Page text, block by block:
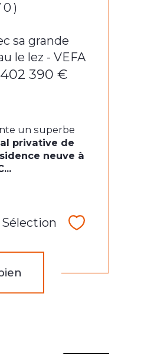
sa grande
le lez - VEFA
402 390 €
un superbe
privative de
neuve à
Sélection